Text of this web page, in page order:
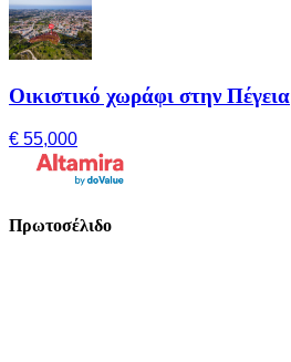
Οικιστικό χωράφι στην Πέγεια
€ 55,000
Πρωτοσέλιδο